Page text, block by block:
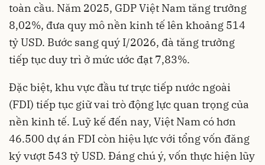
toàn cầu. Năm 2025, GDP Việt Nam tăng trưởng
8,02%, đưa quy mô nền kinh tế lên khoảng 514
tỷ USD. Bước sang quý I/2026, đà tăng trưởng
tiếp tục duy trì ở mức ước đạt 7,83%.
Đặc biệt, khu vực đầu tư trực tiếp nước ngoài
(FDI) tiếp tục giữ vai trò động lực quan trọng của
nền kinh tế. Luỹ kế đến nay, Việt Nam có hơn
46.500 dự án FDI còn hiệu lực với tổng vốn đăng
ký vượt 543 tỷ USD. Đáng chú ý, vốn thực hiện lũy